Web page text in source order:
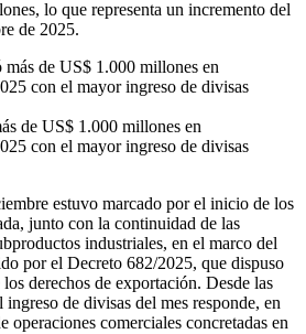
lo que representa un incremento del
de 2025.
de US$ 1.000 millones en
con el mayor ingreso de divisas
estuvo marcado por el inicio de los
junto con la continuidad de las
industriales, en el marco del
por el Decreto 682/2025, que dispuso
derechos de exportación. Desde las
ingreso de divisas del mes responde, en
operaciones comerciales concretadas en